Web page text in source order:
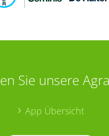
Sie unsere
App Übersicht